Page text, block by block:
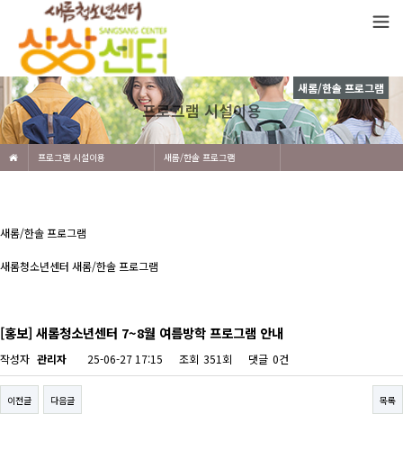
프로그램 시설이용
프로그램 시설이용 새롬/한솔 프로그램
새롬/한솔 프로그램
새롬청소년센터 새롬/한솔 프로그램
새롬/한솔 프로그램
[홍보] 새롬청소년센터 7~8월 여름방학 프로그램 안내
작성자 관리자 25-06-27 17:15 조회 351회 댓글 0건
이전글 다음글 목록